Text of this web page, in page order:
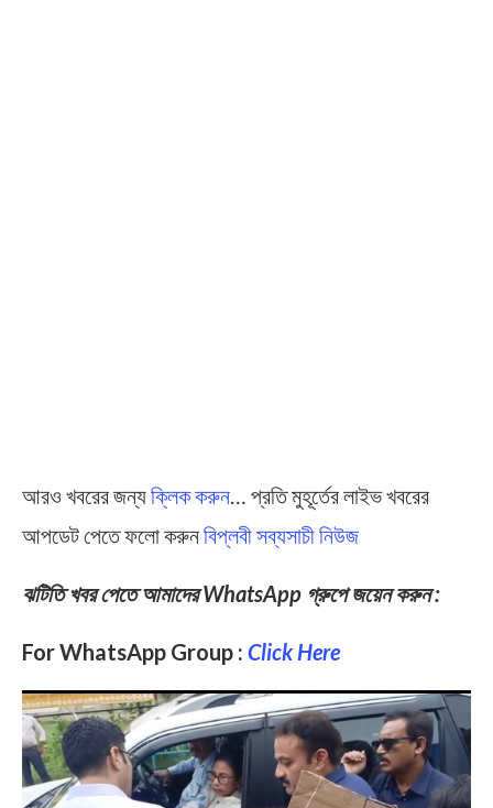
আরও খবরের জন্যক্লিক করুন… প্রতি মুহূর্তের লাইভ খবরের
আপডেট পেতে ফলো করুনবিপ্লবী সব্যসাচী নিউজ
ঝটিতি খবর পেতে আমাদের WhatsApp গ্রুপে জয়েন করুন :
For WhatsApp Group : Click Here